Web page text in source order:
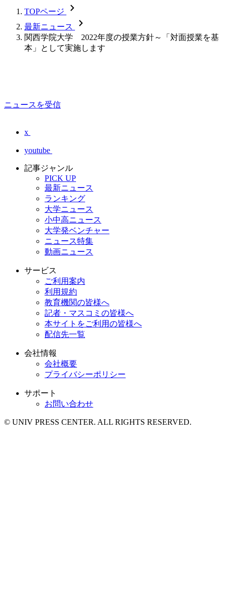
TOPページ chevron_forward
最新ニュース chevron_forward
関西学院大学 2022年度の授業方針～「対面授業を基
本」として実施します
ニュースを受信
x
youtube
記事ジャンル
PICK UP
最新ニュース
ランキング
大学ニュース
小中高ニュース
大学発ベンチャー
ニュース特集
動画ニュース
サービス
ご利用案内
利用規約
教育機関の皆様へ
記者・マスコミの皆様へ
本サイトをご利用の皆様へ
配信先一覧
会社情報
会社概要
プライバシーポリシー
サポート
お問い合わせ
© UNIV PRESS CENTER. ALL RIGHTS RESERVED.